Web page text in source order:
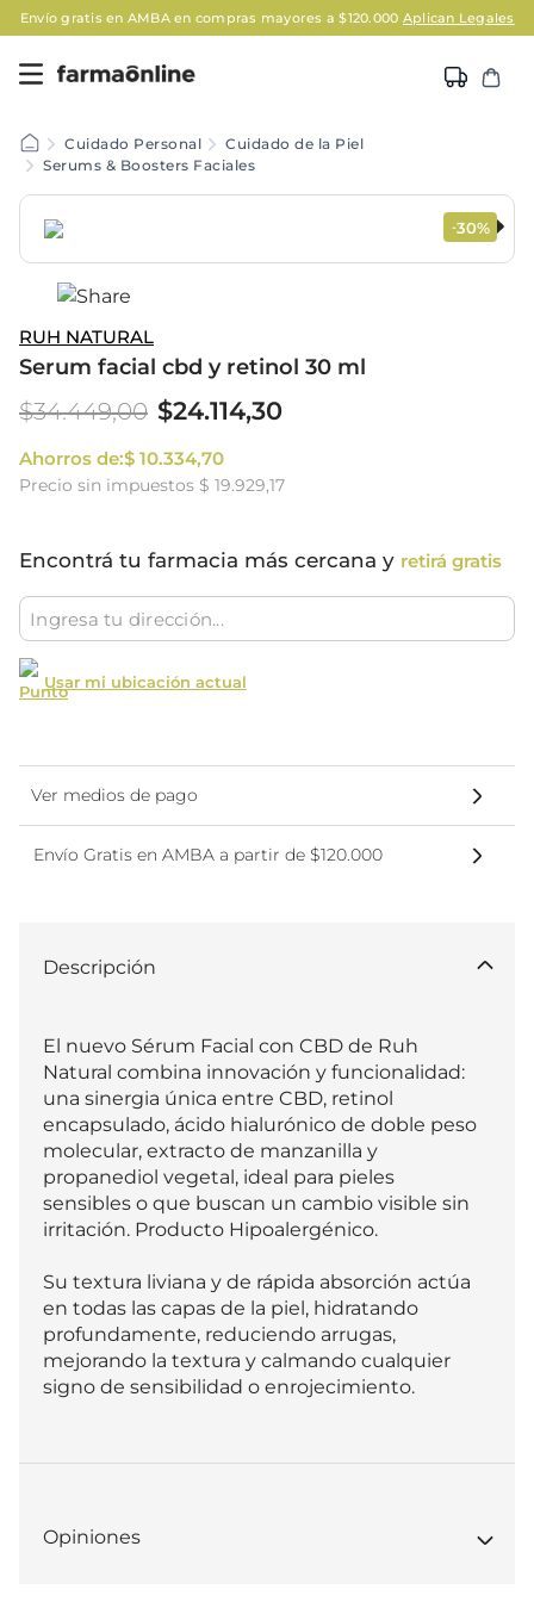
Envío gratis en AMBA en compras mayores a $120.000 Aplican Legales
Cuidado Personal
Cuidado de la Piel
Serums & Boosters Faciales
-30%
RUH NATURAL
Serum facial cbd y retinol 30 ml
$34.449,00 $24.114,30
Ahorros de:$ 10.334,70
Precio sin impuestos $ 19.929,17
Encontrá tu farmacia más cercana y retirá gratis
Usar mi ubicación actual
Ver medios de pago
Envío Gratis en AMBA a partir de $120.000
Descripción
El nuevo Sérum Facial con CBD de Ruh
Natural combina innovación y funcionalidad:
una sinergia única entre CBD, retinol
encapsulado, ácido hialurónico de doble peso
molecular, extracto de manzanilla y
propanediol vegetal, ideal para pieles
sensibles o que buscan un cambio visible sin
irritación. Producto Hipoalergénico.
Su textura liviana y de rápida absorción actúa
en todas las capas de la piel, hidratando
profundamente, reduciendo arrugas,
mejorando la textura y calmando cualquier
signo de sensibilidad o enrojecimiento.
Opiniones